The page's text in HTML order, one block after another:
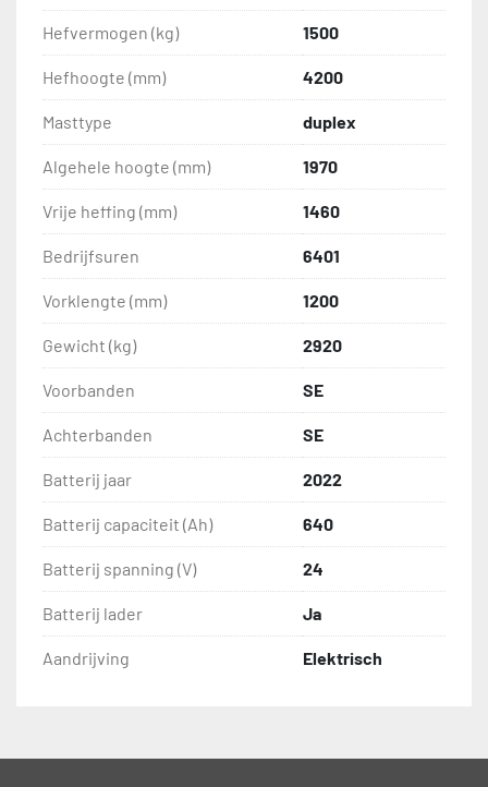
Hefvermogen (kg) 1500
Hefhoogte (mm) 4200
Masttype duplex
Algehele hoogte (mm) 1970
Vrije heffing (mm) 1460
Bedrijfsuren 6401
Vorklengte (mm) 1200
Gewicht (kg) 2920
Voorbanden SE
Achterbanden SE
Batterij jaar 2022
Batterij capaciteit (Ah) 640
Batterij spanning (V) 24
Batterij lader Ja
Aandrijving Elektrisch